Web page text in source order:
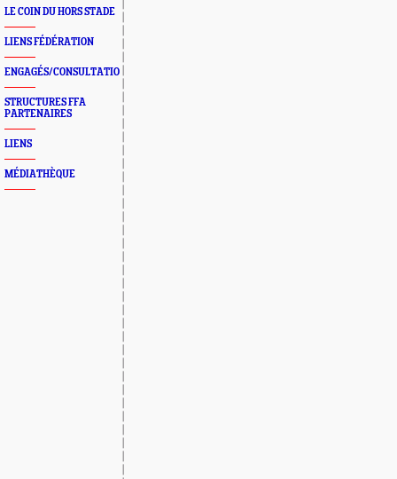
LE COIN DU HORS STADE
LIENS FÉDÉRATION
ENGAGÉS/CONSULTATION
STRUCTURES FFA
PARTENAIRES
LIENS
MÉDIATHÈQUE